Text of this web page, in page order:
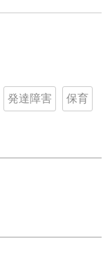
発達障害 保育